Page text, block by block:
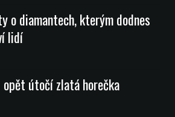
o diamantech, kterým dodnes
lidí
útočí zlatá horečka